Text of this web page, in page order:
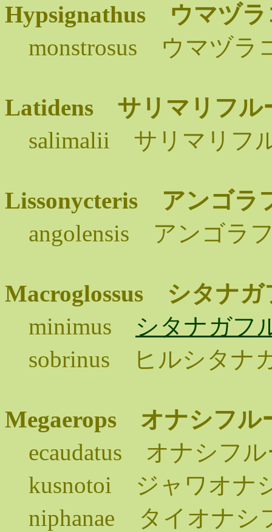
Hypsignathus ウマヅラ
monstrosus ウマヅラ
Latidens サリマリフル
salimalii サリマリフ
Lissonycteris アンゴラ
angolensis アンゴラ
Macroglossus シタナガ
minimus シタナガフ
sobrinus ヒルシタナ
Megaerops オナシフル
ecaudatus オナシフル
kusnotoi ジャワオナ
niphanae タイオナシ